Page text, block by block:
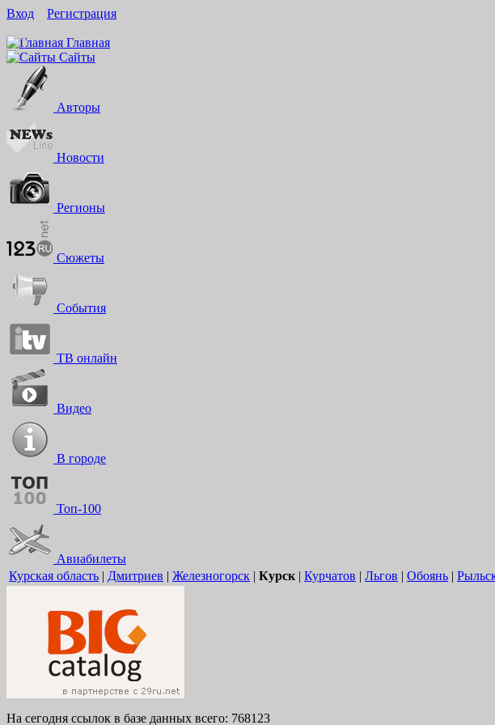
Вход
Регистрация
16+
Главная
Сайты
Авторы
Новости
Регионы
Сюжеты
События
ТВ онлайн
Видео
В городе
Топ-100
Авиабилеты
Курская область | Дмитриев | Железногорск | Курск | Курчатов | Льгов | Обоянь |
На сегодня ссылок в базе данных всего: 768123